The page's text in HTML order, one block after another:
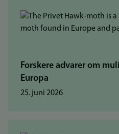
Forskere advarer om
Europa
25. juni 2026